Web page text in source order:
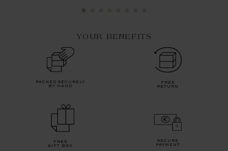
YOUR BENEFITS
packed securely
by hand
free
return
free
gift box
secure
payment